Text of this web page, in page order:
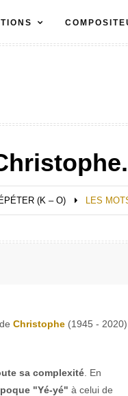
(K – O) LES
Christophe (1945 -
sa complexité . En
"Yé-yé" à celui de